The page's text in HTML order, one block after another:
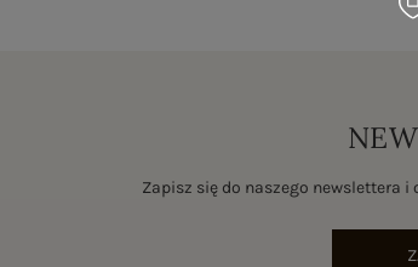
Zapisz się do naszego newslettera